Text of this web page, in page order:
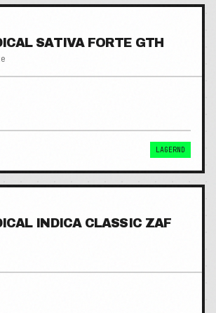
SATIVA FORTE GTH
LAGERND
INDICA CLASSIC ZAF